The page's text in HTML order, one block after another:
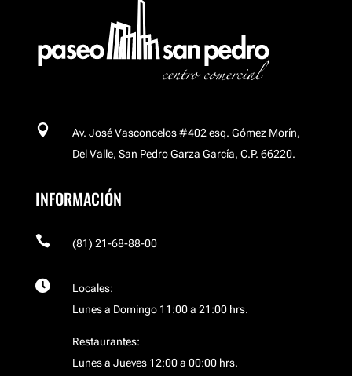

Av. José Vasconcelos #402 esq. Gómez Morín,
Del Valle, San Pedro Garza García, C.P. 66220.
INFORMACIÓN
 (81) 21-68-88-00

Locales:
Lunes a Domingo 11:00 a 21:00 hrs.
Restaurantes:
Lunes a Jueves 12:00 a 00:00 hrs.